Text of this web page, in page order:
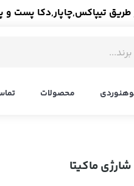
تیپاکس,چاپار,دکا پست
محصولات
ماکیتا